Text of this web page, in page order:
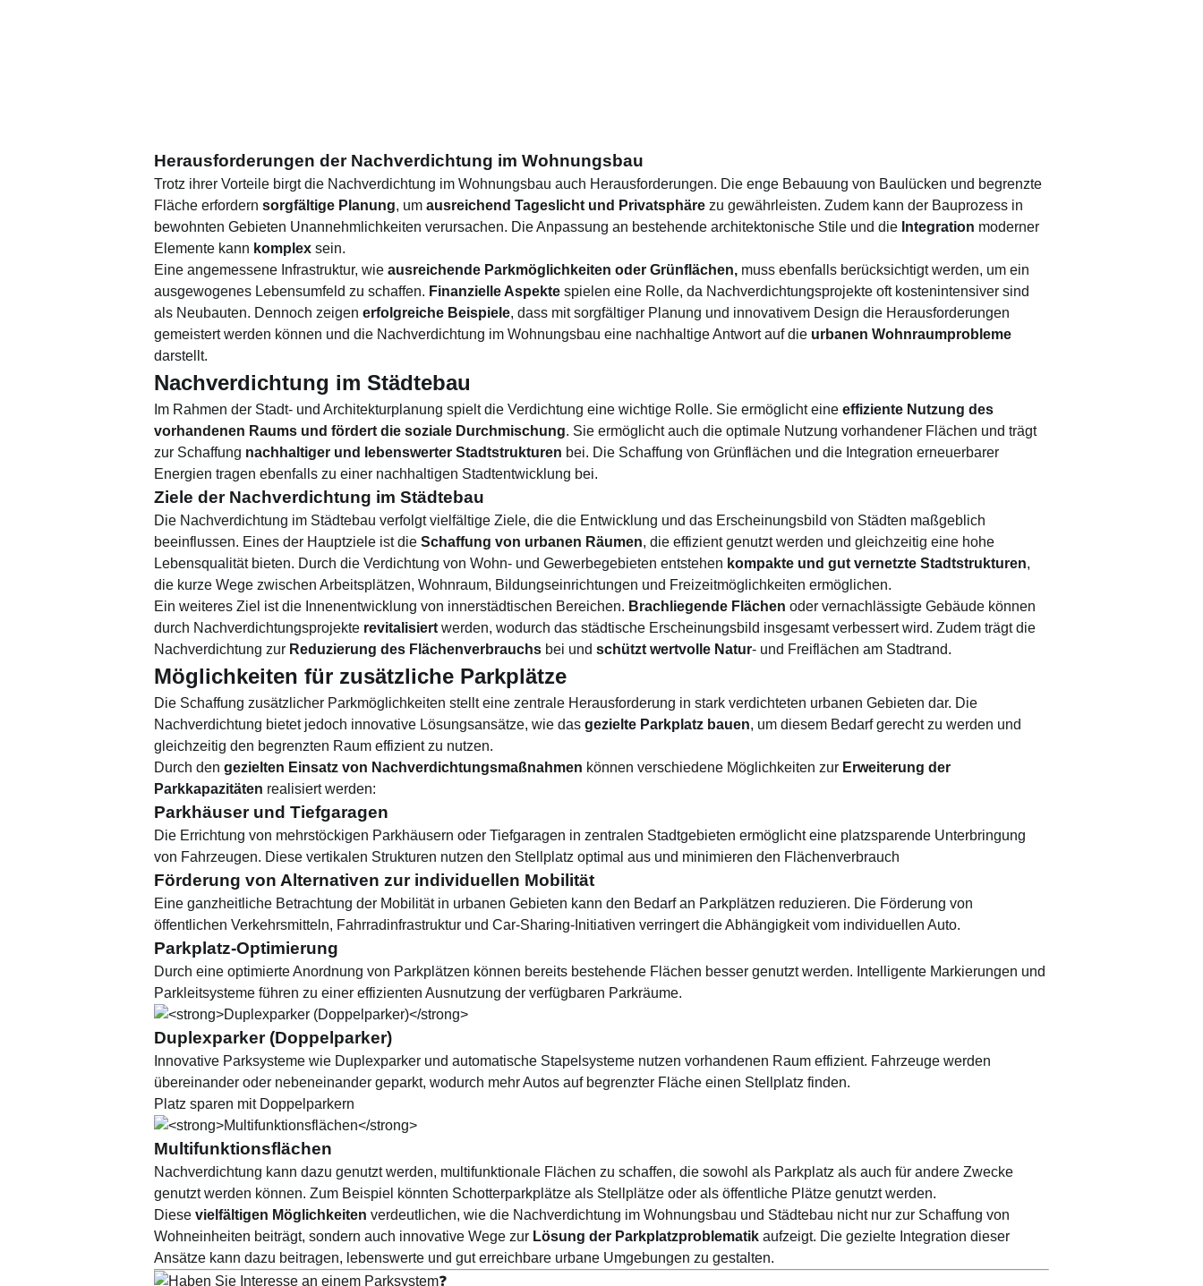
Herausforderungen der Nachverdichtung im Wohnungsbau
Trotz ihrer Vorteile birgt die Nachverdichtung im Wohnungsbau auch Herausforderungen. Die enge Bebauung von Baulücken und begrenzte
Fläche erfordern sorgfältige Planung, um ausreichend Tageslicht und Privatsphäre zu gewährleisten. Zudem kann der Bauprozess in
bewohnten Gebieten Unannehmlichkeiten verursachen. Die Anpassung an bestehende architektonische Stile und die Integration moderner
Elemente kann komplex sein.
Eine angemessene Infrastruktur, wie ausreichende Parkmöglichkeiten oder Grünflächen, muss ebenfalls berücksichtigt werden, um ein
ausgewogenes Lebensumfeld zu schaffen. Finanzielle Aspekte spielen eine Rolle, da Nachverdichtungsprojekte oft kostenintensiver sind
als Neubauten. Dennoch zeigen erfolgreiche Beispiele, dass mit sorgfältiger Planung und innovativem Design die Herausforderungen
gemeistert werden können und die Nachverdichtung im Wohnungsbau eine nachhaltige Antwort auf die urbanen Wohnraumprobleme
darstellt.
Nachverdichtung im Städtebau
Im Rahmen der Stadt- und Architekturplanung spielt die Verdichtung eine wichtige Rolle. Sie ermöglicht eine effiziente Nutzung des
vorhandenen Raums und fördert die soziale Durchmischung. Sie ermöglicht auch die optimale Nutzung vorhandener Flächen und trägt
zur Schaffung nachhaltiger und lebenswerter Stadtstrukturen bei. Die Schaffung von Grünflächen und die Integration erneuerbarer
Energien tragen ebenfalls zu einer nachhaltigen Stadtentwicklung bei.
Ziele der Nachverdichtung im Städtebau
Die Nachverdichtung im Städtebau verfolgt vielfältige Ziele, die die Entwicklung und das Erscheinungsbild von Städten maßgeblich
beeinflussen. Eines der Hauptziele ist die Schaffung von urbanen Räumen, die effizient genutzt werden und gleichzeitig eine hohe
Lebensqualität bieten. Durch die Verdichtung von Wohn- und Gewerbegebieten entstehen kompakte und gut vernetzte Stadtstrukturen,
die kurze Wege zwischen Arbeitsplätzen, Wohnraum, Bildungseinrichtungen und Freizeitmöglichkeiten ermöglichen.
Ein weiteres Ziel ist die Innenentwicklung von innerstädtischen Bereichen. Brachliegende Flächen oder vernachlässigte Gebäude können
durch Nachverdichtungsprojekte revitalisiert werden, wodurch das städtische Erscheinungsbild insgesamt verbessert wird. Zudem trägt die
Nachverdichtung zur Reduzierung des Flächenverbrauchs bei und schützt wertvolle Natur- und Freiflächen am Stadtrand.
Möglichkeiten für zusätzliche Parkplätze
Die Schaffung zusätzlicher Parkmöglichkeiten stellt eine zentrale Herausforderung in stark verdichteten urbanen Gebieten dar. Die
Nachverdichtung bietet jedoch innovative Lösungsansätze, wie das gezielte Parkplatz bauen, um diesem Bedarf gerecht zu werden und
gleichzeitig den begrenzten Raum effizient zu nutzen.
Durch den gezielten Einsatz von Nachverdichtungsmaßnahmen können verschiedene Möglichkeiten zur Erweiterung der
Parkkapazitäten realisiert werden:
Parkhäuser und Tiefgaragen
Die Errichtung von mehrstöckigen Parkhäusern oder Tiefgaragen in zentralen Stadtgebieten ermöglicht eine platzsparende Unterbringung
von Fahrzeugen. Diese vertikalen Strukturen nutzen den Stellplatz optimal aus und minimieren den Flächenverbrauch
Förderung von Alternativen zur individuellen Mobilität
Eine ganzheitliche Betrachtung der Mobilität in urbanen Gebieten kann den Bedarf an Parkplätzen reduzieren. Die Förderung von
öffentlichen Verkehrsmitteln, Fahrradinfrastruktur und Car-Sharing-Initiativen verringert die Abhängigkeit vom individuellen Auto.
Parkplatz-Optimierung
Durch eine optimierte Anordnung von Parkplätzen können bereits bestehende Flächen besser genutzt werden. Intelligente Markierungen und
Parkleitsysteme führen zu einer effizienten Ausnutzung der verfügbaren Parkräume.
Duplexparker (Doppelparker)
Innovative Parksysteme wie Duplexparker und automatische Stapelsysteme nutzen vorhandenen Raum effizient. Fahrzeuge werden
übereinander oder nebeneinander geparkt, wodurch mehr Autos auf begrenzter Fläche einen Stellplatz finden.
Platz sparen mit Doppelparkern
Multifunktionsflächen
Nachverdichtung kann dazu genutzt werden, multifunktionale Flächen zu schaffen, die sowohl als Parkplatz als auch für andere Zwecke
genutzt werden können. Zum Beispiel könnten Schotterparkplätze als Stellplätze oder als öffentliche Plätze genutzt werden.
Diese vielfältigen Möglichkeiten verdeutlichen, wie die Nachverdichtung im Wohnungsbau und Städtebau nicht nur zur Schaffung von
Wohneinheiten beiträgt, sondern auch innovative Wege zur Lösung der Parkplatzproblematik aufzeigt. Die gezielte Integration dieser
Ansätze kann dazu beitragen, lebenswerte und gut erreichbare urbane Umgebungen zu gestalten.